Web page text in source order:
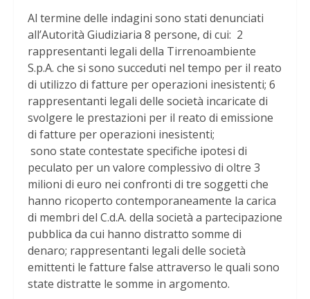
Al termine delle indagini sono stati denunciati
all’Autorità Giudiziaria 8 persone, di cui: 2
rappresentanti legali della Tirrenoambiente
S.p.A. che si sono succeduti nel tempo per il reato
di utilizzo di fatture per operazioni inesistenti; 6
rappresentanti legali delle società incaricate di
svolgere le prestazioni per il reato di emissione
di fatture per operazioni inesistenti;
sono state contestate specifiche ipotesi di
peculato per un valore complessivo di oltre 3
milioni di euro nei confronti di tre soggetti che
hanno ricoperto contemporaneamente la carica
di membri del C.d.A. della società a partecipazione
pubblica da cui hanno distratto somme di
denaro; rappresentanti legali delle società
emittenti le fatture false attraverso le quali sono
state distratte le somme in argomento.